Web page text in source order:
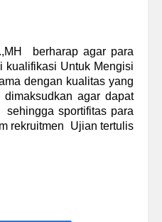
berharap agar para
kualifikasi Untuk Mengisi
dengan kualitas yang
agar dapat
sehingga sportifitas para
rekruitmen Ujian tertulis